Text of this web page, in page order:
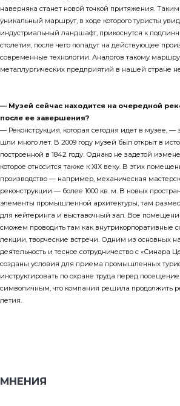
наверняка станет новой точкой притяжения.
уникальный маршрут, в ходе которого туристы
индустриальный ландшафт, прикоснутся к
столетия, после чего попадут на действующее
современные технологии. Аналогов такому
металлургических предприятий в нашей стране
Музей сейчас находится на очередной
после ее завершения?
— Реконструкция, которая сегодня идет в музее, —
шли много лет. В 2009 году музей был открыт в
построенной в 1842 году. Однако не задетой
которое относится также к ХIХ веку. В этих
производство — например, механическая
реконструкции — более 1000 кв. м. В новых
элементы промышленной архитектуры, там
для кейтеринга и выставочный зал. Все
сможем проводить там как внутрикорпоративные
лекции, творческие встречи. Одним из основных
деятельность и тесное сотрудничество с «Синара
созданы условия для приема промышленных
инструктировать по охране труда перед
символичным, что компания решила продолжить
МНЕНИЯ